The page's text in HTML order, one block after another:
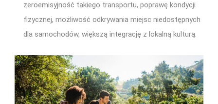
zeroemisyjność takiego transportu, poprawę kondycji
fizycznej, możliwość odkrywania miejsc niedostępnych
dla samochodów, większą integrację z lokalną kulturą.